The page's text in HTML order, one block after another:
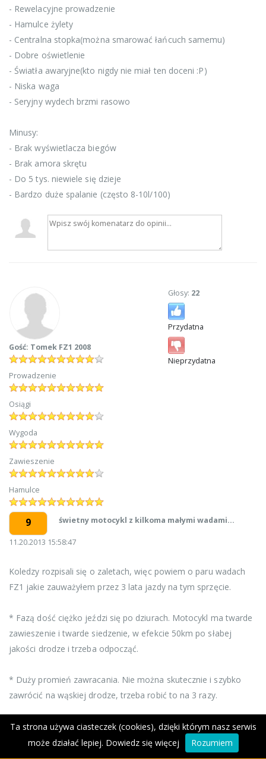
- Rewelacyjne prowadzenie
- Hamulce żylety
- Centralna stopka(można smarować łańcuch samemu)
- Dobre oświetlenie
- Światła awaryjne(kto nigdy nie miał ten doceni :P)
- Niska waga
- Seryjny wydech brzmi rasowo
Minusy:
- Brak wyświetlacza biegów
- Brak amora skrętu
- Do 5 tys. niewiele się dzieje
- Bardzo duże spalanie (często 8-10l/100)
Gość: Tomek FZ1 2008
Prowadzenie
Osiągi
Wygoda
Zawieszenie
Hamulce
Głosy: 22
Przydatna
Nieprzydatna
9 świetny motocykl z kilkoma małymi wadami...
11.20.2013 15:58:47
Koledzy rozpisali się o zaletach, więc powiem o paru wadach
FZ1 jakie zauważyłem przez 3 lata jazdy na tym sprzęcie.
* Fazą dość ciężko jeździ się po dziurach. Motocykl ma twarde
zawieszenie i twarde siedzenie, w efekcie 50km po słabej
jakości drodze i trzeba odpocząć.
* Duży promień zawracania. Nie można skutecznie i szybko
zawrócić na wąskiej drodze, trzeba robić to na 3 razy.
* Gdzie jest amor skrętu? Ten motocykl powinien mieć go w
Ta strona używa ciasteczek (cookies), dzięki którym nasz serwis
może działać lepiej. Dowiedz się więcej Rozumiem